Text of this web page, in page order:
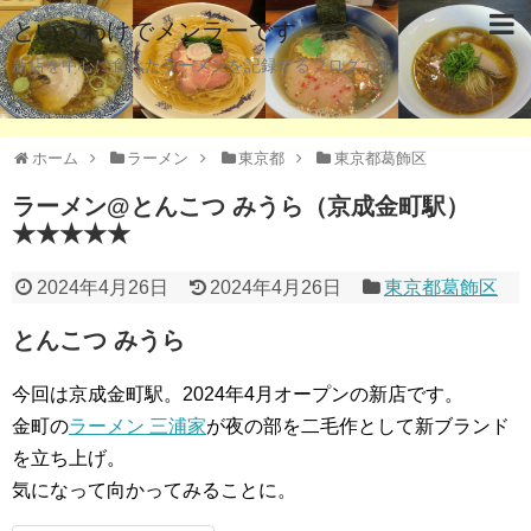
というわけでメンラーです
新店を中心に食べたラーメンを記録するブログです。
ホーム ラーメン 東京都 東京都葛飾区
ラーメン@とんこつ みうら（京成金町駅）
★★★★★
2024年4月26日 2024年4月26日 東京都葛飾区
とんこつ みうら
今回は京成金町駅。2024年4月オープンの新店です。
金町のラーメン 三浦家が夜の部を二毛作として新ブランド
を立ち上げ。
気になって向かってみることに。